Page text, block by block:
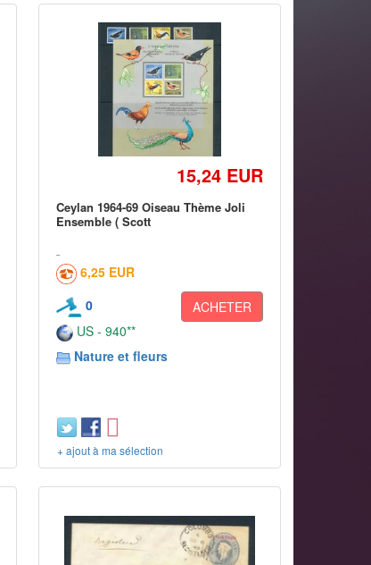
15,24 EUR
Ceylan 1964-69 Oiseau Thème Joli
Ensemble ( Scott
6,25 EUR
0
ACHETER
US - 940**
Nature et fleurs
+ ajout à ma sélection